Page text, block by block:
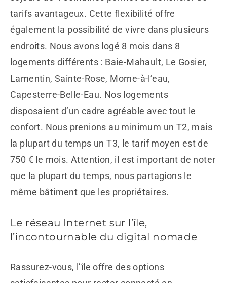
tarifs avantageux. Cette flexibilité offre
également la possibilité de vivre dans plusieurs
endroits. Nous avons logé 8 mois dans 8
logements différents : Baie-Mahault, Le Gosier,
Lamentin, Sainte-Rose, Morne-à-l’eau,
Capesterre-Belle-Eau. Nos logements
disposaient d’un cadre agréable avec tout le
confort. Nous prenions au minimum un T2, mais
la plupart du temps un T3, le tarif moyen est de
750 € le mois. Attention, il est important de noter
que la plupart du temps, nous partagions le
même bâtiment que les propriétaires.
Le réseau Internet sur l’île,
l’incontournable du digital nomade
Rassurez-vous, l’île offre des options